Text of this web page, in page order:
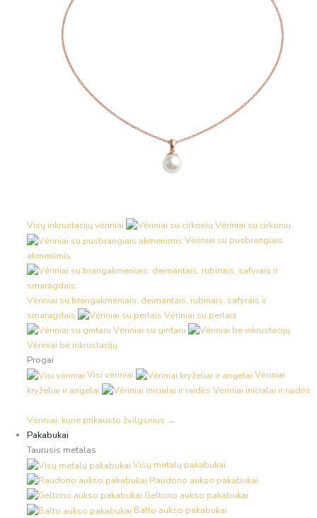
Visų inkrustacijų vėriniai
Vėriniai su cirkoniu
Vėriniai su pusbrangiais
akmenimis
Vėriniai su brangakmeniais: deimantais, rubinais, safyrais ir
smaragdais
Vėriniai su perlais
Vėriniai su gintaru
Vėriniai be inkrustacijų
Progai
Visi vėriniai
Vėriniai
kryželiai ir angelai
Vėriniai inicialai ir raidės
Vėriniai, kurie prikausto žvilgsnius →
Pakabukai
Taurusis metalas
Visų metalų pakabukai
Raudono aukso pakabukai
Geltono aukso pakabukai
Balto aukso pakabukai